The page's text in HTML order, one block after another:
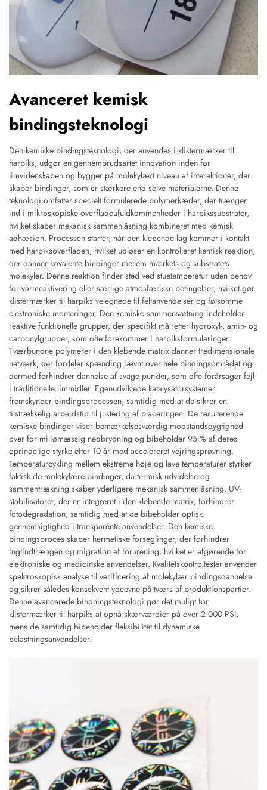
Avanceret kemisk
bindingsteknologi
Den kemiske bindingsteknologi, der anvendes i klistermærker til
harpiks, udgør en gennembrudsartet innovation inden for
limvidenskaben og bygger på molekylært niveau af interaktioner, der
skaber bindinger, som er stærkere end selve materialerne. Denne
teknologi omfatter specielt formulerede polymerkæder, der trænger
ind i mikroskopiske overfladeufuldkommenheder i harpikssubstrater,
hvilket skaber mekanisk sammenlåsning kombineret med kemisk
adhæsion. Processen starter, når den klebende lag kommer i kontakt
med harpiksoverfladen, hvilket udløser en kontrolleret kemisk reaktion,
der danner kovalente bindinger mellem mærkets og substratets
molekyler. Denne reaktion finder sted ved stuetemperatur uden behov
for varmeaktivering eller særlige atmosfæriske betingelser, hvilket gør
klistermærker til harpiks velegnede til feltanvendelser og følsomme
elektroniske monteringer. Den kemiske sammensætning indeholder
reaktive funktionelle grupper, der specifikt målretter hydroxyl-, amin- og
carbonylgrupper, som ofte forekommer i harpiksformuleringer.
Tværbundne polymerer i den klebende matrix danner tredimensionale
netværk, der fordeler spænding jævnt over hele bindingsområdet og
dermed forhindrer dannelse af svage punkter, som ofte forårsager fejl
i traditionelle limmidler. Egenudviklede katalysatorsystemer
fremskynder bindingsprocessen, samtidig med at de sikrer en
tilstrækkelig arbejdstid til justering af placeringen. De resulterende
kemiske bindinger viser bemærkelsesværdig modstandsdygtighed
over for miljømæssig nedbrydning og bibeholder 95 % af deres
oprindelige styrke efter 10 år med accelereret vejringsprøvning.
Temperaturcykling mellem ekstreme høje og lave temperaturer styrker
faktisk de molekylære bindinger, da termisk udvidelse og
sammentrækning skaber yderligere mekanisk sammenlåsning. UV-
stabilisatorer, der er integreret i den klebende matrix, forhindrer
fotodegradation, samtidig med at de bibeholder optisk
gennemsigtighed i transparente anvendelser. Den kemiske
bindingsproces skaber hermetiske forseglinger, der forhindrer
fugtindtrængen og migration af forurening, hvilket er afgørende for
elektroniske og medicinske anvendelser. Kvalitetskontroltester anvender
spektroskopisk analyse til verificering af molekylær bindingsdannelse
og sikrer således konsekvent ydeevne på tværs af produktionspartier.
Denne avancerede bindningsteknologi gør det muligt for
klistermærker til harpiks at opnå skærværdier på over 2.000 PSI,
mens de samtidig bibeholder fleksibilitet til dynamiske
belastningsanvendelser.